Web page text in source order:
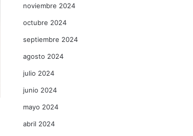
noviembre 2024
octubre 2024
septiembre 2024
agosto 2024
julio 2024
junio 2024
mayo 2024
abril 2024